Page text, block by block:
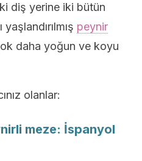
diş yerine iki bütün
peynir
daha yoğun ve koyu
olanlar:
meze: İspanyol